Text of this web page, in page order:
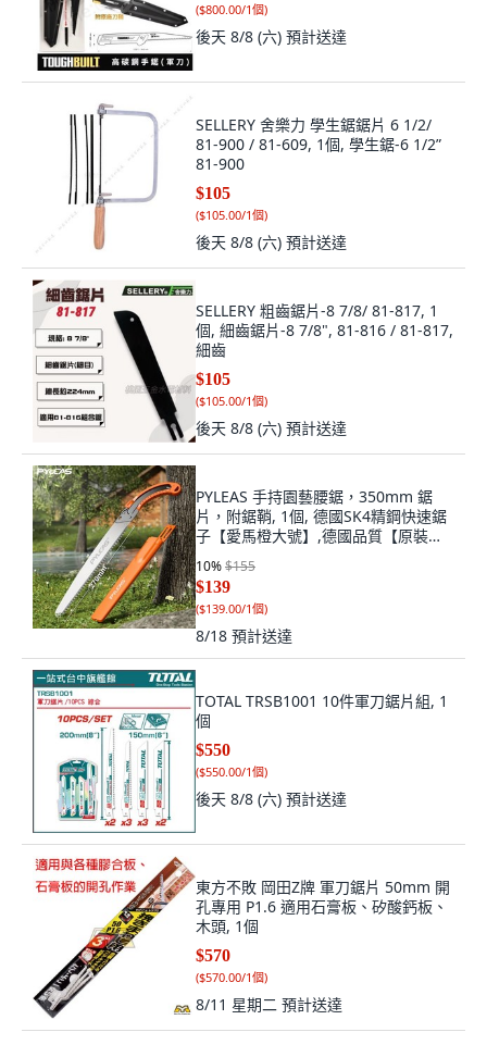
($800.00/1個)
後天 8/8 (六) 預計送達
SELLERY 舍樂力 學生鋸鋸片 6 1/2/
81-900 / 81-609, 1個, 學生鋸-6 1/2”
81-900
$105
($105.00/1個)
後天 8/8 (六) 預計送達
SELLERY 粗齒鋸片-8 7/8/ 81-817, 1
個, 細齒鋸片-8 7/8", 81-816 / 81-817,
細齒
$105
($105.00/1個)
後天 8/8 (六) 預計送達
PYLEAS 手持園藝腰鋸，350mm 鋸
片，附鋸鞘, 1個, 德國SK4精鋼快速鋸
子【愛馬橙大號】,德國品質【原裝鋸
片】不含手柄
10%$155
$139
($139.00/1個)
8/18 預計送達
TOTAL TRSB1001 10件軍刀鋸片組, 1
個
$550
($550.00/1個)
後天 8/8 (六) 預計送達
東方不敗 岡田Z牌 軍刀鋸片 50mm 開
孔專用 P1.6 適用石膏板、矽酸鈣板、
木頭, 1個
$570
($570.00/1個)
8/11 星期二 預計送達